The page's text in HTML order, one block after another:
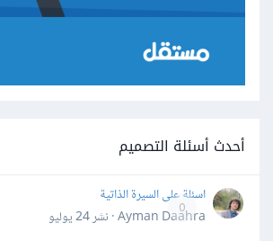
أحدث أسئلة التصميم
0
اسئلة على السيرة الذاتية
Ayman Daahra · نشر
24 يوليو